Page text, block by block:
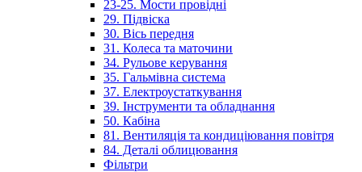
23-25. Мости провідні
29. Підвіска
30. Вісь передня
31. Колеса та маточини
34. Рульове керування
35. Гальмівна система
37. Електроустаткування
39. Інструменти та обладнання
50. Кабіна
81. Вентиляція та кондиціювання повітря
84. Деталі облицювання
Фільтри